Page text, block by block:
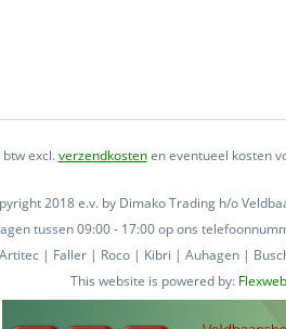
excl.verzendkostenen eventueel kosten
2018 e.v. by Dimako Trading h/o
tussen 09:00 - 17:00 op ons
| Faller | Roco | Kibri | Auhagen |
This website is powered by: